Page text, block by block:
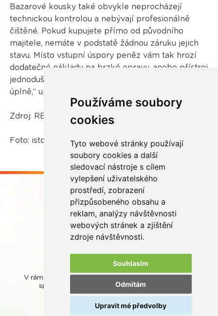
Používáme soubory
cookies
Tyto webové stránky používají
soubory cookies a další
sledovací nástroje s cílem
vylepšení uživatelského
prostředí, zobrazení
přizpůsobeného obsahu a
reklam, analýzy návštěvnosti
webových stránek a zjištění
zdroje návštěvnosti.
Souhlasím
Odmítám
Upravit mé předvolby
Bazarové kousky také obvykle neprocházejí
technickou kontrolou a nebývají profesionálně
čištěné. Pokud kupujete přímo od původního
majitele, nemáte v podstatě žádnou záruku jejich
stavu. Místo vstupní úspory peněz vám tak hrozí
dodatečné náklady na brzké opravy, anebo přístroj
jednoduše během pár týdnů či měsíců doslouží
úplně,“ upozorňuje David Vandrovec.
Zdroj: REMA System
Foto: istockphoto.com
Buďme ve spojení
© REMA Systém
Nastavení cookies
V rámci zpětného odběru odpadních přenosných baterií
spolupracujeme se společnostíREMA Battery